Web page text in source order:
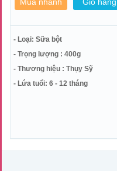
- Loại: Sữa bột
- Trọng lượng : 400g
- Thương hiệu : Thụy Sỹ
- Lứa tuổi: 6 - 12 tháng